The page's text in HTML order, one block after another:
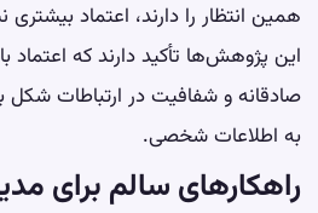
همین انتظار را دارند، اعتماد
این پژوهش‌ها تأکید دارند که اعتماد
صادقانه و شفافیت در ارتباطات شکل
به اطلاعات شخصی.
راهکارهای سالم برای